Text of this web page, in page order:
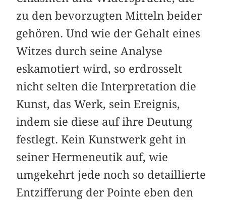
zu den bevorzugten Mitteln beider
gehören. Und wie der Gehalt eines
Witzes durch seine Analyse
eskamotiert wird, so erdrosselt
nicht selten die Interpretation die
Kunst, das Werk, sein Ereignis,
indem sie diese auf ihre Deutung
festlegt. Kein Kunstwerk geht in
seiner Hermeneutik auf, wie
umgekehrt jede noch so detaillierte
Entzifferung der Pointe eben den